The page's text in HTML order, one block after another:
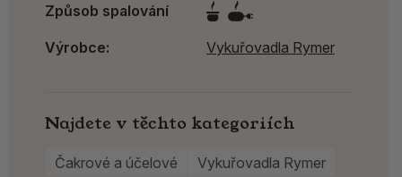
Způsob spalování
Výrobce: Vykuřovadla Rymer
Najdete v těchto kategoriích
Čakrové a účelové Vykuřovadla Rymer